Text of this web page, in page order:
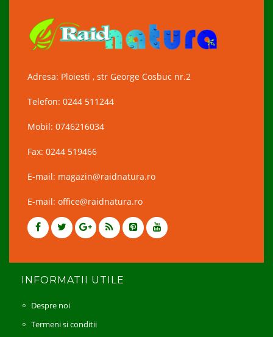
Adresa: Ploiesti , str George Cosbuc nr.2
Telefon: 0244 511244
Mobil: 0746216034
Fax: 0244 519466
E-mail: magazin@raidnatura.ro
E-mail: office@raidnatura.ro
INFORMATII UTILE
Despre noi
Termeni si conditii